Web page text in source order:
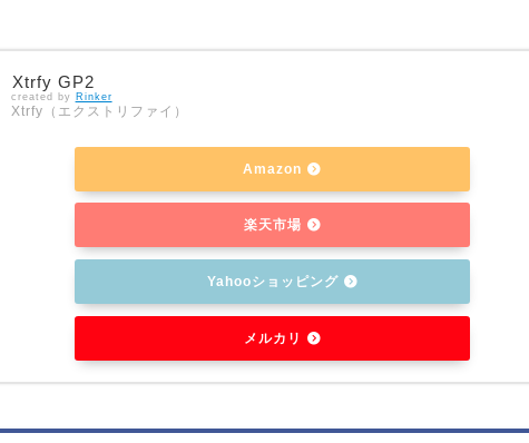
Xtrfy GP2
created by Rinker
Xtrfy（エクストリファイ）
Amazon
楽天市場
Yahooショッピング
メルカリ